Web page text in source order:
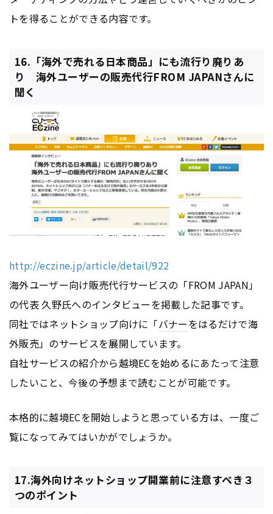
トを得ることができる内容です。
16.「海外で売れる日本商品」にも流行り廃りあ
り 海外ユーザーの販売代行FROM JAPANさんに
聞く
http://eczine.jp/article/detail/922
海外ユーザー向け販売代行サービスの「FROM JAPAN」
の代表 久野氏へのインタビューを掲載した記事です。
同社ではネットショップ向けに「バナーをはるだけで海
外販売」のサービスを展開しています。
自社サービスの紹介から越境ECを始めるにあたって注意
したいこと、今後の予想まで読むことが可能です。
本格的に越境ECを開始しようと思っている方は、一度ご
覧になってみてはいかがでしょうか。
17.海外向けネットショップ開業前に注意すべき３
つのポイント